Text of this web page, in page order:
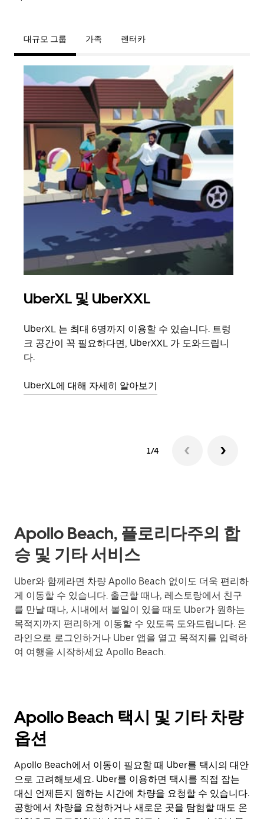
대규모 그룹 가족 렌터카
UberXL 및 UberXXL
UberXL 는 최대 6명까지 이용할 수 있습니다. 트렁
크 공간이 꼭 필요하다면, UberXXL 가 도와드립니
다.
UberXL에 대해 자세히 알아보기
1/4
Apollo Beach, 플로리다주의 합
승 및 기타 서비스
Uber와 함께라면 차량 Apollo Beach 없이도 더욱 편리하
게 이동할 수 있습니다. 출근할 때나, 레스토랑에서 친구
를 만날 때나, 시내에서 볼일이 있을 때도 Uber가 원하는
목적지까지 편리하게 이동할 수 있도록 도와드립니다. 온
라인으로 로그인하거나 Uber 앱을 열고 목적지를 입력하
여 여행을 시작하세요 Apollo Beach.
Apollo Beach 택시 및 기타 차량
옵션
Apollo Beach에서 이동이 필요할 때 Uber를 택시의 대안
으로 고려해보세요. Uber를 이용하면 택시를 직접 잡는
대신 언제든지 원하는 시간에 차량을 요청할 수 있습니다.
공항에서 차량을 요청하거나 새로운 곳을 탐험할 때도 온